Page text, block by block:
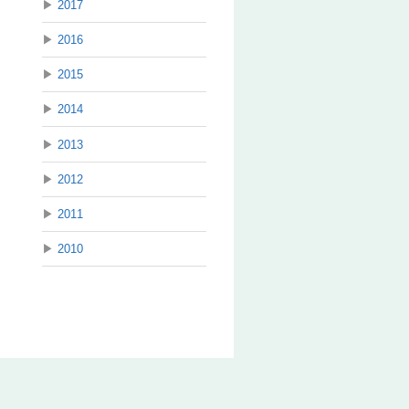
▶ 2017
▶ 2016
▶ 2015
▶ 2014
▶ 2013
▶ 2012
▶ 2011
▶ 2010